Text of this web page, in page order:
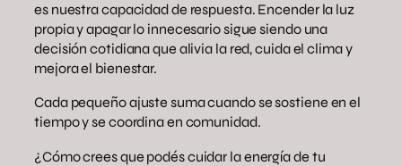
es nuestra capacidad de respuesta. Encender la luz
propia y apagar lo innecesario sigue siendo una
decisión cotidiana que alivia la red, cuida el clima y
mejora el bienestar.
Cada pequeño ajuste suma cuando se sostiene en el
tiempo y se coordina en comunidad.
¿Cómo crees que podés cuidar la energía de tu